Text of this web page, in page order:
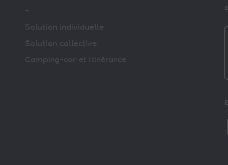
–
Solution individuelle
Solution collective
Camping-car et itinérance